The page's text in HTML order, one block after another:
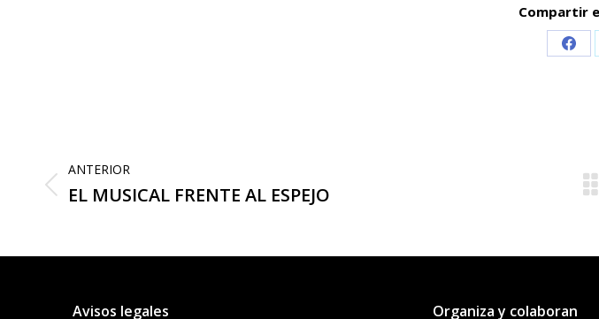
Compartir
entre
publicaciones
ANTERIOR
Publicación
EL MUSICAL FRENTE AL ESPEJO
Avisos legales Organiza y colaboran